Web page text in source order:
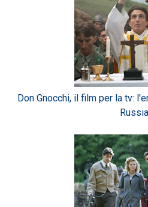
Don Gnocchi, il film per la tv:
Russia